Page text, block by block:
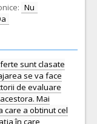
Nu
sunt clasate
se va face
de evaluare
Mai
care a obtinut cel
în care